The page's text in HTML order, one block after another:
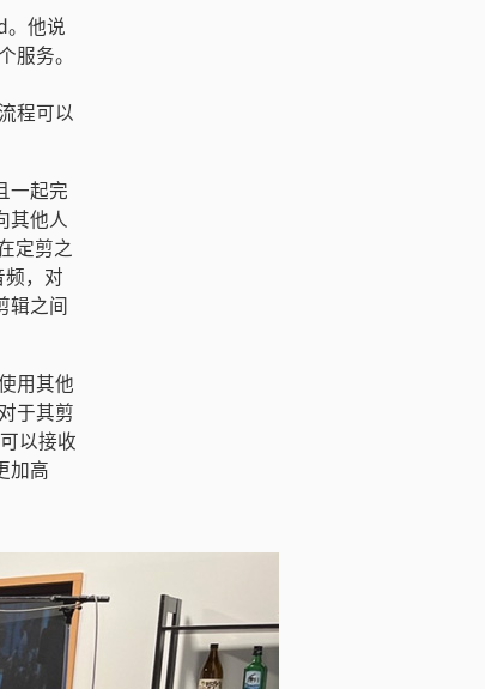
。他说
务。
程可以
一起完
其他人
定剪之
，对
辑之间
用其他
于其剪
以接收
加高